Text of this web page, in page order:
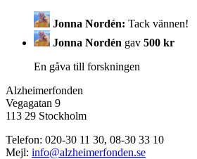
Jonna Nordén: Tack vännen!
Jonna Nordén gav 500 kr
En gåva till forskningen
Alzheimerfonden
Vegagatan 9
113 29 Stockholm
Telefon: 020-30 11 30, 08-30 33 10
Mejl: info@alzheimerfonden.se